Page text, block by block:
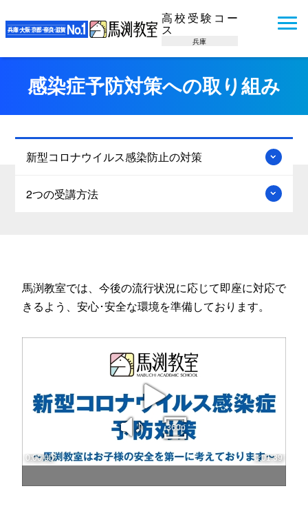
高校受験コー
ス
兵庫
感染症予防対策への取り組み
新型コロナウイルス感染防止の対策
2つの受講方法
馬渕教室では、今後の流行状況に応じて即座に対応で
きるよう、安心･安全な環境を準備しております。